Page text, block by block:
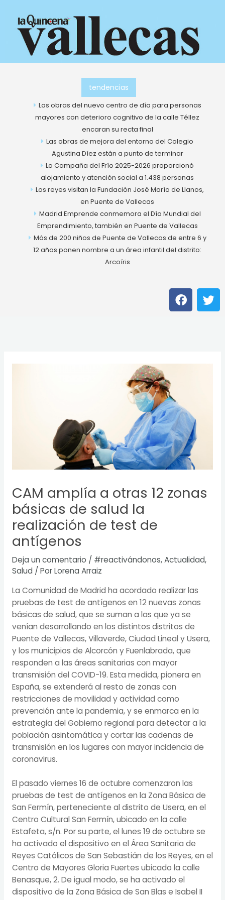
contenido
tendencias
Las obras del nuevo centro de día para personas
mayores con deterioro cognitivo de la calle Téllez
encaran su recta final
Las obras de mejora del entorno del Colegio
Agustina Díez están a punto de terminar
La Campaña del Frío 2025-2026 proporcionó
alojamiento y atención social a 1.438 personas
Los reyes visitan la Fundación José María de Llanos,
en Puente de Vallecas
Madrid Emprende conmemora el Día Mundial del
Emprendimiento, también en Puente de Vallecas
Más de 200 niños de Puente de Vallecas de entre 6 y
12 años ponen nombre a un área infantil del distrito:
Arcoíris
F
a
c
o
T
w
i
CAM amplía a otras 12 zonas
básicas de salud la
realización de test de
antígenos
Deja un comentario / #reactivándonos,Actualidad,
Salud / PorLorena Arraiz
La Comunidad de Madrid ha acordado realizar las
pruebas de test de antígenos en 12 nuevas zonas
básicas de salud, que se suman a las que ya se
venían desarrollando en los distintos distritos de
Puente de Vallecas, Villaverde, Ciudad Lineal y Usera,
y los municipios de Alcorcón y Fuenlabrada, que
responden a las áreas sanitarias con mayor
transmisión del COVID-19. Esta medida, pionera en
España, se extenderá al resto de zonas con
restricciones de movilidad y actividad como
prevención ante la pandemia, y se enmarca en la
estrategia del Gobierno regional para detectar a la
población asintomática y cortar las cadenas de
transmisión en los lugares con mayor incidencia de
coronavirus.
El pasado viernes 16 de octubre comenzaron las
pruebas de test de antígenos en la Zona Básica de
San Fermín, perteneciente al distrito de Usera, en el
Centro Cultural San Fermín, ubicado en la calle
Estafeta, s/n. Por su parte, el lunes 19 de octubre se
ha activado el dispositivo en el Área Sanitaria de
Reyes Católicos de San Sebastián de los Reyes, en el
Centro de Mayores Gloria Fuertes ubicado la calle
Benasque, 2. De igual modo, se ha activado el
dispositivo de la Zona Básica de San Blas e Isabel II